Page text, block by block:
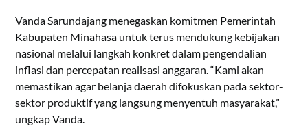
Vanda Sarundajang menegaskan komitmen Pemerintah
Kabupaten Minahasa untuk terus mendukung kebijakan
nasional melalui langkah konkret dalam pengendalian
inflasi dan percepatan realisasi anggaran. “Kami akan
memastikan agar belanja daerah difokuskan pada sektor-
sektor produktif yang langsung menyentuh masyarakat,”
ungkap Vanda.